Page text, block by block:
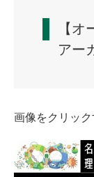
【
アー
画像をクリック